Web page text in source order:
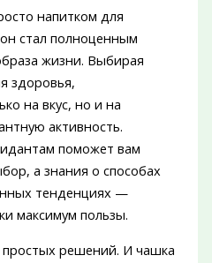
напитком для
стал полноценным
жизни. Выбирая
здоровья,
на вкус, но и на
активность.
поможет вам
а знания о способах
тенденциях —
максимум пользы.
простых решений. И чашка